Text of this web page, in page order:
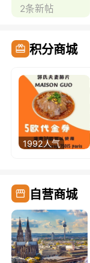
2条新帖
积分商城
1992人气
自营商城